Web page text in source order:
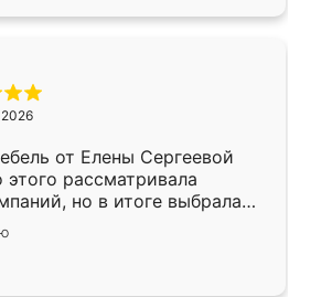
от Елены Сергеевой
этого рассматривала
но в итоге выбрала
условия, потом
всё спокойно объяснил
Изготовили в срок, с